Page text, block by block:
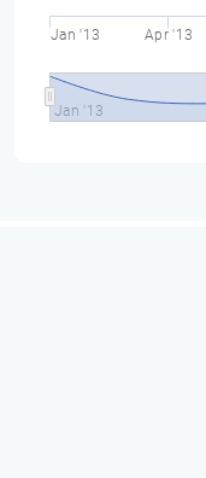
Jan '13 Apr '13
Jan '13